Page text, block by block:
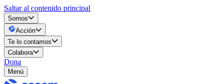
Saltar al contenido principal
Somos
Acción
Te lo contamos
Colabora
Dona
Menú